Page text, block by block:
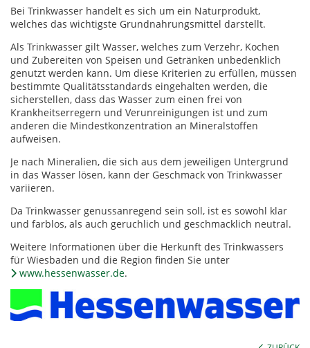
Bei Trinkwasser handelt es sich um ein Naturprodukt,
welches das wichtigste Grundnahrungsmittel darstellt.
Als Trinkwasser gilt Wasser, welches zum Verzehr, Kochen
und Zubereiten von Speisen und Getränken unbedenklich
genutzt werden kann. Um diese Kriterien zu erfüllen, müssen
bestimmte Qualitätsstandards eingehalten werden, die
sicherstellen, dass das Wasser zum einen frei von
Krankheitserregern und Verunreinigungen ist und zum
anderen die Mindestkonzentration an Mineralstoffen
aufweisen.
Je nach Mineralien, die sich aus dem jeweiligen Untergrund
in das Wasser lösen, kann der Geschmack von Trinkwasser
variieren.
Da Trinkwasser genussanregend sein soll, ist es sowohl klar
und farblos, als auch geruchlich und geschmacklich neutral.
Weitere Informationen über die Herkunft des Trinkwassers
für Wiesbaden und die Region finden Sie unter
www.hessenwasser.de.